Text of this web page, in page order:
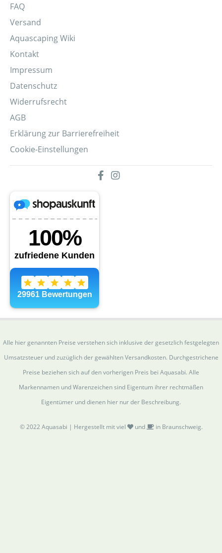
FAQ
Versand
Aquascaping Wiki
Kontakt
Impressum
Datenschutz
Widerrufsrecht
AGB
Erklärung zur Barrierefreiheit
Cookie-Einstellungen
Alle hier genannten Preise verstehen sich inklusive der gesetzlich festgelegten
Umsatzsteuer und zuzüglich der gewählten Versandkosten. Durchgestrichene
Preise beziehen sich auf den vorherigen Preis bei Aquasabi. Alle
Markennamen und Warenzeichen sind Eigentum ihrer rechtmäßen
Eigentümer und dienen hier nur der Beschreibung.
© 2022 Aquasabi | Hergestellt mit viel und in Braunschweig.